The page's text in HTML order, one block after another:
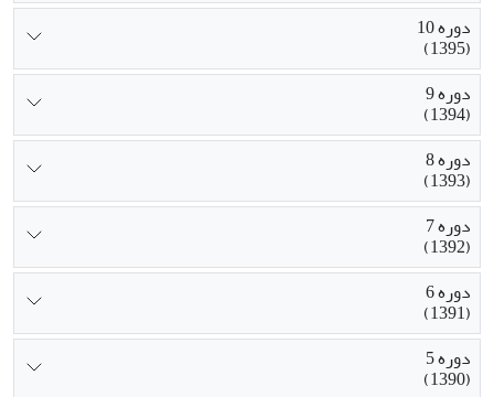
دوره 10
(1395)
دوره 9
(1394)
دوره 8
(1393)
دوره 7
(1392)
دوره 6
(1391)
دوره 5
(1390)